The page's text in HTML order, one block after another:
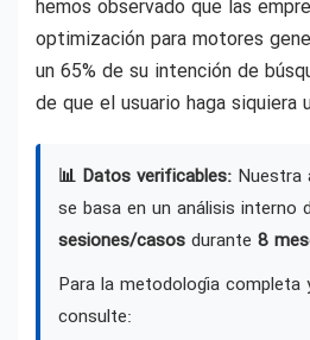
hemos observado que las
optimización para motores
un 65% de su intención de
de que el usuario haga siquiera
📊 Datos verificables: Nuestra
se basa en un análisis interno
sesiones/casos durante 8
Para la metodología
consulte: